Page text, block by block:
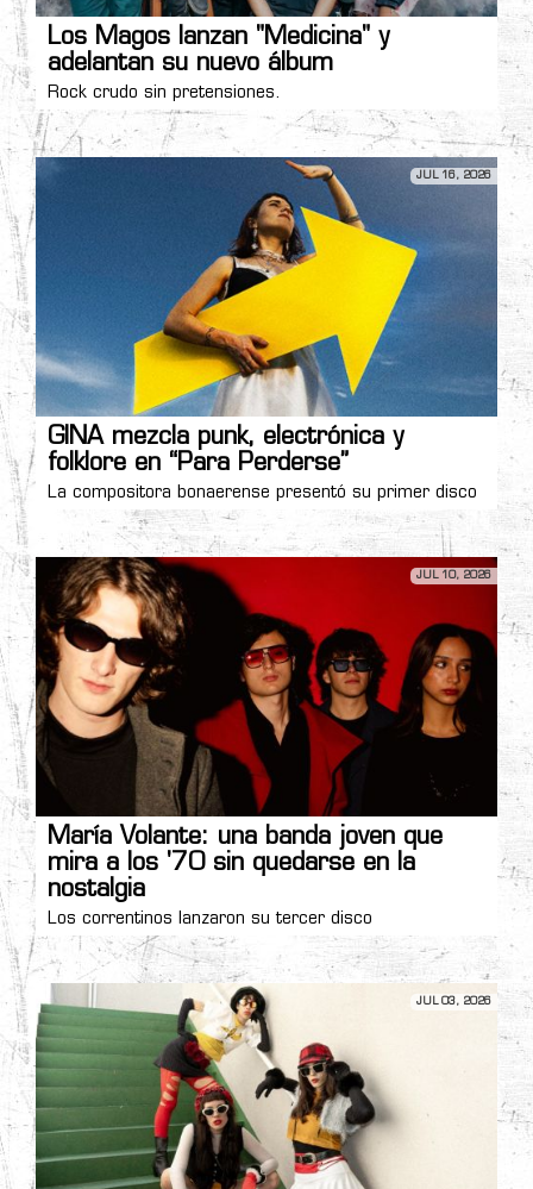
Los Magos lanzan "Medicina" y
adelantan su nuevo álbum
Rock crudo sin pretensiones.
JUL 16, 2026
GINA mezcla punk, electrónica y
folklore en “Para Perderse”
La compositora bonaerense presentó su primer disco
JUL 10, 2026
María Volante: una banda joven que
mira a los '70 sin quedarse en la
nostalgia
Los correntinos lanzaron su tercer disco
JUL 03, 2026